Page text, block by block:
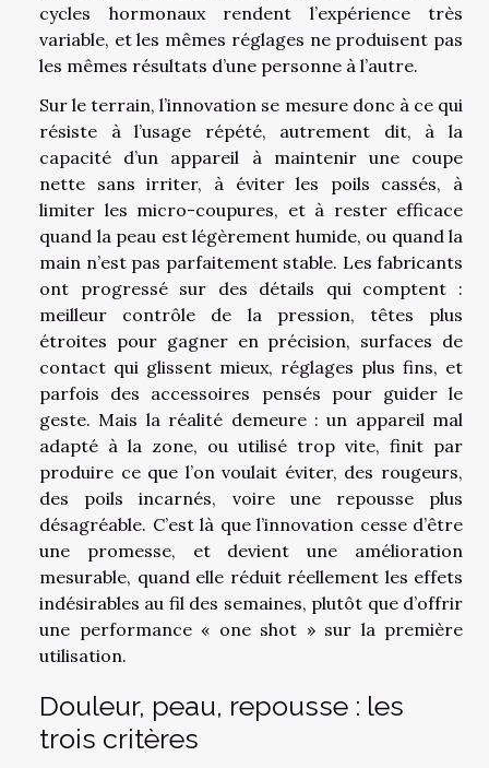
cycles hormonaux rendent l’expérience très
variable, et les mêmes réglages ne produisent pas
les mêmes résultats d’une personne à l’autre.
Sur le terrain, l’innovation se mesure donc à ce qui
résiste à l’usage répété, autrement dit, à la
capacité d’un appareil à maintenir une coupe
nette sans irriter, à éviter les poils cassés, à
limiter les micro-coupures, et à rester efficace
quand la peau est légèrement humide, ou quand la
main n’est pas parfaitement stable. Les fabricants
ont progressé sur des détails qui comptent :
meilleur contrôle de la pression, têtes plus
étroites pour gagner en précision, surfaces de
contact qui glissent mieux, réglages plus fins, et
parfois des accessoires pensés pour guider le
geste. Mais la réalité demeure : un appareil mal
adapté à la zone, ou utilisé trop vite, finit par
produire ce que l’on voulait éviter, des rougeurs,
des poils incarnés, voire une repousse plus
désagréable. C’est là que l’innovation cesse d’être
une promesse, et devient une amélioration
mesurable, quand elle réduit réellement les effets
indésirables au fil des semaines, plutôt que d’offrir
une performance « one shot » sur la première
utilisation.
Douleur, peau, repousse : les
trois critères